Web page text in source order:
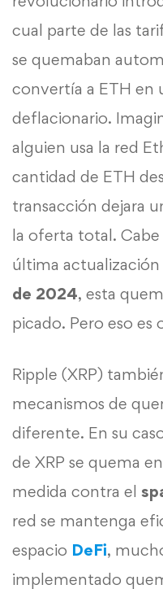
cual parte de las
se quemaban
convertía a ETH
deflacionario.
alguien usa la red
cantidad de ETH
transacción dejara
la oferta total. Cabe
última
de 2024, esta
picado. Pero eso es
Ripple (XRP)
mecanismos de
diferente. En su
de XRP se quema
medida contra el
red se mantenga
espacio DeFi,
implementado